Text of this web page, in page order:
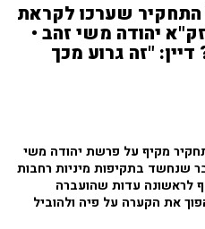
התחקיר שערכו לקראת
יהודה משי זהב •
"זה גרוע מכך
מקיף על פרשת יהודה משי
שנחשד בתקיפות מיניות רחבות
לראשונה עדות שהועברה
את הקערה על פיה ולהוביל